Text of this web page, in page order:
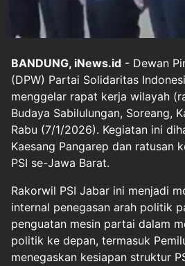
BANDUNG, iNews.id - Dewan
(DPW) Partai Solidaritas
menggelar rapat kerja wilayah
Budaya Sabilulungan, Soreang,
Rabu (7/1/2026). Kegiatan ini
Kaesang Pangarep dan ratusan
PSI se-Jawa Barat.
Rakorwil PSI Jabar ini menjadi
internal penegasan arah politik
penguatan mesin partai dalam
politik ke depan, termasuk
menegaskan kesiapan struktur